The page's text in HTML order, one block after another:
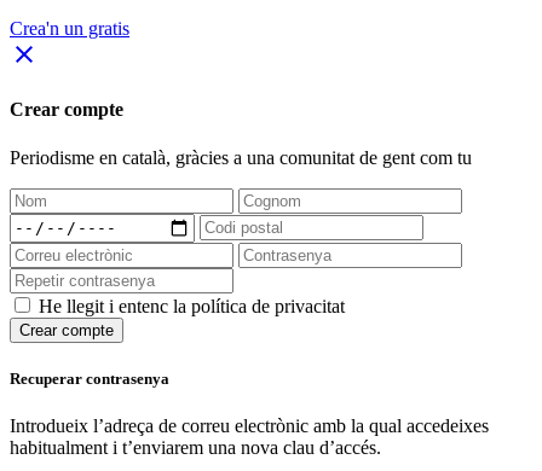
Crea'n un gratis
close
Crear compte
Periodisme en català, gràcies a una comunitat de gent com tu
He llegit i entenc la política de privacitat
Crear compte
Recuperar contrasenya
Introdueix l’adreça de correu electrònic amb la qual accedeixes
habitualment i t’enviarem una nova clau d’accés.